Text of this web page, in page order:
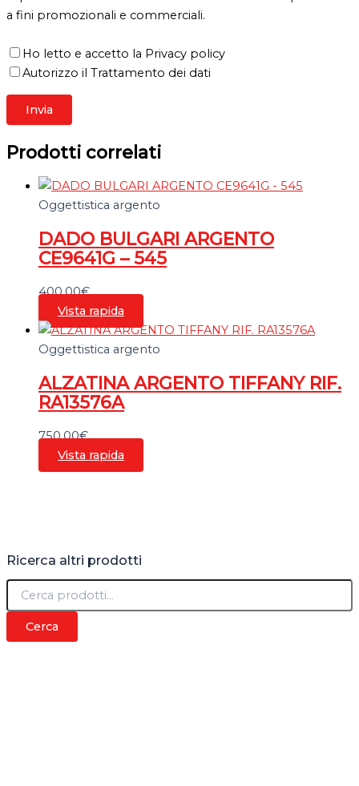
Ricerca altri prodotti
C
r
Cerca
a fini promozionali e commerciali.
Ho letto e accetto la Privacy policy
Autorizzo il Trattamento dei dati
Prodotti correlati
Oggettistica argento
DADO BULGARI ARGENTO
CE9641G – 545
400,00€
Vista rapida
Oggettistica argento
ALZATINA ARGENTO TIFFANY RIF.
RA13576A
750,00€
Vista rapida